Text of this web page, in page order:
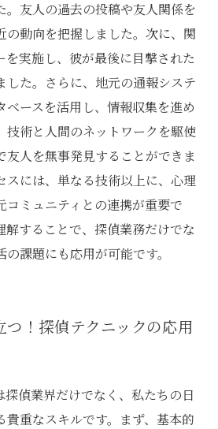
。友人の過去の投稿や友人関係を
の動向を把握しました。次に、関
を実施し、彼が最後に目撃された
した。さらに、地元の通報システ
ベースを活用し、情報収集を進め
技術と人間のネットワークを駆使
友人を無事発見することができま
スには、単なる技術以上に、心理
コミュニティとの連携が重要で
解することで、探偵業務だけでな
課題にも応用が可能です。
つ！探偵テクニックの応用
探偵業界だけでなく、私たちの日
貴重なスキルです。まず、基本的